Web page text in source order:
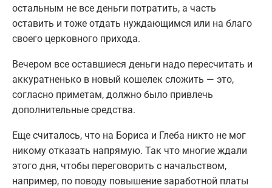
остальным не все деньги потратить, а часть
оставить и тоже отдать нуждающимся или на благо
своего церковного прихода.
Вечером все оставшиеся деньги надо пересчитать и
аккуратненько в новый кошелек сложить — это,
согласно приметам, должно было привлечь
дополнительные средства.
Еще считалось, что на Бориса и Глеба никто не мог
никому отказать напрямую. Так что многие ждали
этого дня, чтобы переговорить с начальством,
например, по поводу повышение заработной платы